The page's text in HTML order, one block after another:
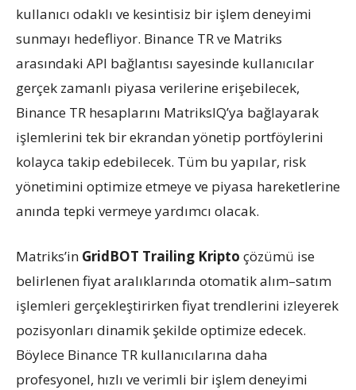
kullanıcı odaklı ve kesintisiz bir işlem deneyimi
sunmayı hedefliyor. Binance TR ve Matriks
arasındaki API bağlantısı sayesinde kullanıcılar
gerçek zamanlı piyasa verilerine erişebilecek,
Binance TR hesaplarını MatriksIQ’ya bağlayarak
işlemlerini tek bir ekrandan yönetip portföylerini
kolayca takip edebilecek. Tüm bu yapılar, risk
yönetimini optimize etmeye ve piyasa hareketlerine
anında tepki vermeye yardımcı olacak.
Matriks’in GridBOT Trailing Kripto çözümü ise
belirlenen fiyat aralıklarında otomatik alım–satım
işlemleri gerçekleştirirken fiyat trendlerini izleyerek
pozisyonları dinamik şekilde optimize edecek.
Böylece Binance TR kullanıcılarına daha
profesyonel, hızlı ve verimli bir işlem deneyimi